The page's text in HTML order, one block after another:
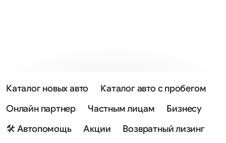
Каталог новых авто
Каталог авто с пробегом
Онлайн партнер
Частным лицам
Бизнесу
🛠 Автопомощь
Акции
Возвратный лизинг